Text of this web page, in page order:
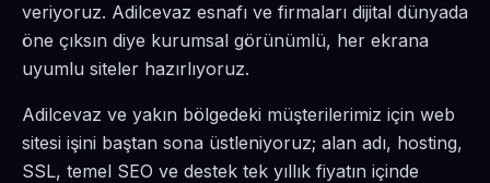
veriyoruz. Adilcevaz esnafı ve firmaları dijital dünyada
öne çıksın diye kurumsal görünümlü, her ekrana
uyumlu siteler hazırlıyoruz.
Adilcevaz ve yakın bölgedeki müşterilerimiz için web
sitesi işini baştan sona üstleniyoruz; alan adı, hosting,
SSL, temel SEO ve destek tek yıllık fiyatın içinde